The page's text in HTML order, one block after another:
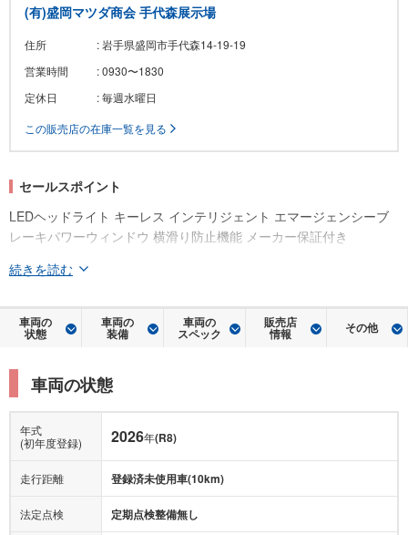
(有)盛岡マツダ商会 手代森展示場
住所
: 岩手県盛岡市手代森14-19-19
営業時間
: 0930〜1830
定休日
: 毎週水曜日
この販売店の在庫一覧を見る
セールスポイント
LEDヘッドライト キーレス インテリジェント エマージェンシーブ
レーキパワーウィンドウ 横滑り防止機能 メーカー保証付き
続きを読む
車両の
状態
車両の
装備
車両の
スペック
販売店
情報 その他
車両の状態
年式
(初年度登録)
2026年(R8)
走行距離 登録済未使用車(10km)
法定点検 定期点検整備無し